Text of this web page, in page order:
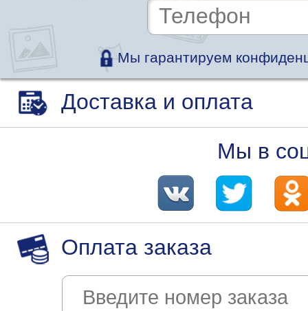
Мы гарантируем
Доставка и оплата
Мы в
Оплата заказа